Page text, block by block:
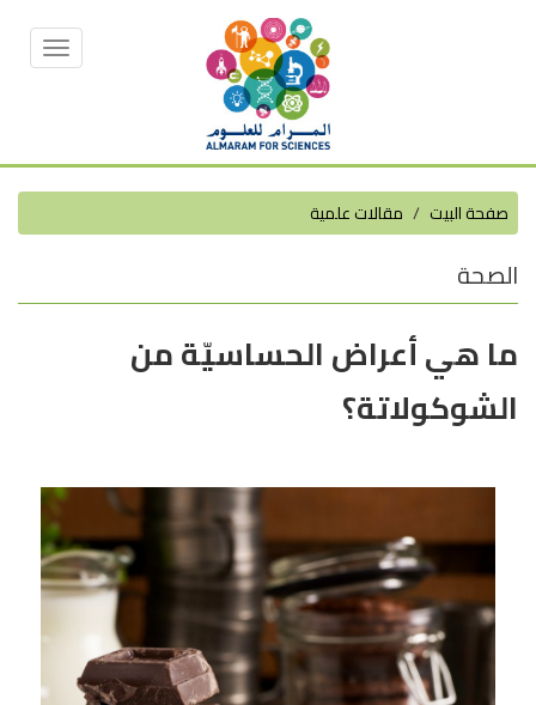
Toggle
صفحة البيت مقالات علمية
الصحة
ما هي أعراض الحساسيّة من
الشوكولاتة؟